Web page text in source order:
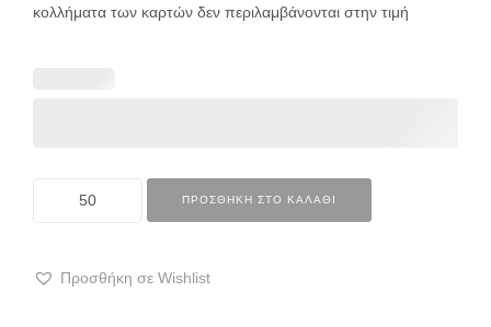
κολλήματα των καρτών δεν περιλαμβάνονται στην τιμή
ΠΡΟΣΘΉΚΗ ΣΤΟ ΚΑΛΆΘΙ
Προσθήκη σε Wishlist